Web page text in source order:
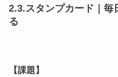
2.3.スタンプカード｜毎
る
【課題】